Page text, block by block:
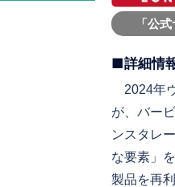
「公
■詳細情
2024年
が、バー
ンスタレ
な要素」
製品を再